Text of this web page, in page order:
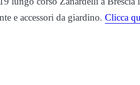
e accessori da giardino. Clicca